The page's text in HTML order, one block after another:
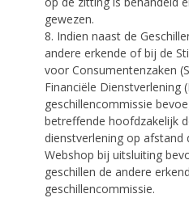
gewezen.
8. Indien naast de
andere erkende of bij de
voor Consumentenzaken
Financiële Dienstverlening
geschillencommissie
betreffende hoofdzakelijk
dienstverlening op afstand
Webshop bij uitsluiting
geschillen de andere
geschillencommissie.